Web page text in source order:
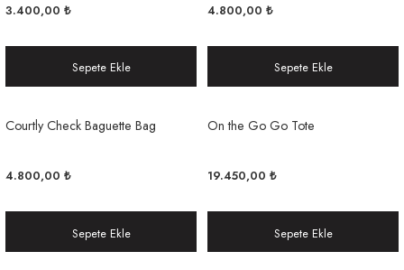
3.400,00 ₺
Sepete Ekle
4.800,00 ₺
Sepete Ekle
Courtly Check Baguette Bag
4.800,00 ₺
Sepete Ekle
On the Go Go Tote
19.450,00 ₺
Sepete Ekle